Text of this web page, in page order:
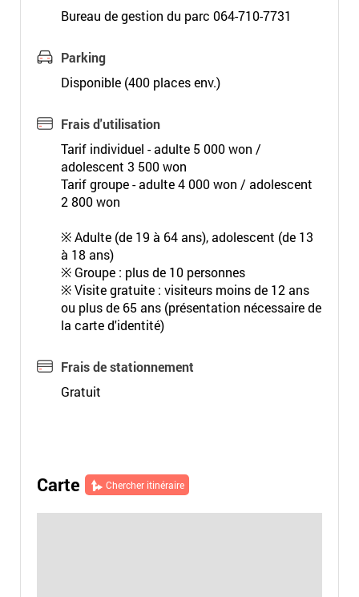
Bureau de gestion du parc 064-710-7731
Parking
Disponible (400 places env.)
Frais d'utilisation
Tarif individuel - adulte 5 000 won /
adolescent 3 500 won
Tarif groupe - adulte 4 000 won / adolescent
2 800 won
※ Adulte (de 19 à 64 ans), adolescent (de 13
à 18 ans)
※ Groupe : plus de 10 personnes
※ Visite gratuite : visiteurs moins de 12 ans
ou plus de 65 ans (présentation nécessaire de
la carte d'identité)
Frais de stationnement
Gratuit
Carte Chercher itinéraire